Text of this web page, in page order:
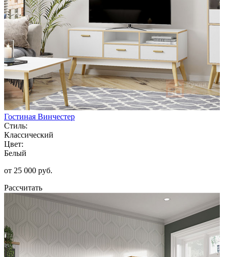
Гостиная Винчестер
Стиль:
Классический
Цвет:
Белый
от 25 000 руб.
Рассчитать